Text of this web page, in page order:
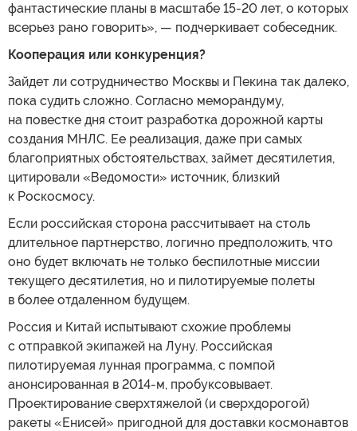
фантастические планы в масштабе 15-20 лет, о которых
всерьез рано говорить», — подчеркивает собеседник.
Кооперация или конкуренция?
Зайдет ли сотрудничество Москвы и Пекина так далеко,
пока судить сложно. Согласно меморандуму,
на повестке дня стоит разработка дорожной карты
создания МНЛС. Ее реализация, даже при самых
благоприятных обстоятельствах, займет десятилетия,
цитировали «Ведомости» источник, близкий
к Роскосмосу.
Если российская сторона рассчитывает на столь
длительное партнерство, логично предположить, что
оно будет включать не только беспилотные миссии
текущего десятилетия, но и пилотируемые полеты
в более отдаленном будущем.
Россия и Китай испытывают схожие проблемы
с отправкой экипажей на Луну. Российская
пилотируемая лунная программа, с помпой
анонсированная в 2014-м, пробуксовывает.
Проектирование сверхтяжелой (и сверхдорогой)
ракеты «Енисей» пригодной для доставки космонавтов